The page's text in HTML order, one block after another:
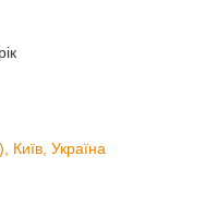
Україна